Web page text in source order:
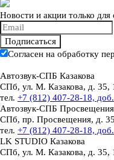
Новости и акции только для
Подписаться
Согласен на обработку
Автозвук-СПБ Казакова
СПб, ул. М. Казакова, д. 35,
тел. +7 (812) 407-28-18,
Автозвук-СПБ Просвещения
СПб, пр. Просвещения, д.
тел. +7 (812) 407-28-18,
LK STUDIO Казакова
СПб, ул. М. Казакова, д. 35,